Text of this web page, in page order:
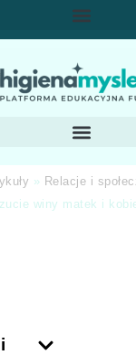
» Relacje i
winy matek i